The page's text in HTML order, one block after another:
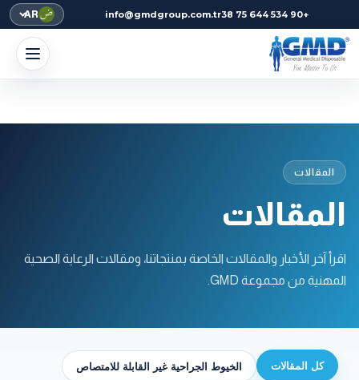
+90 534 644 75 38
info@gmdgroup.com.tr
AR
المقالات
المقالات
اقرأ آخر الأخبار والمقالات الخاصة بمنتجاتنا، ومقالات الرعاية الصحية
المهنية من مجموعة GMD.
كل المقالات الخيوط الجراحية غير القابلة للامتصاص